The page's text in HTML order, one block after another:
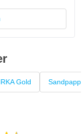
jämn, professionell
Gold